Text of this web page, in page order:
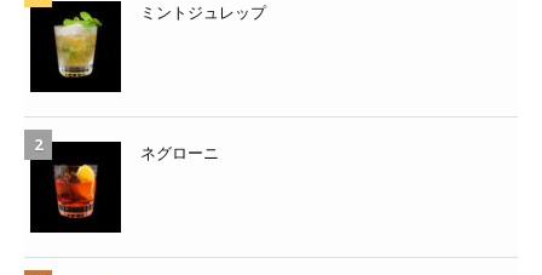
ミントジュレップ
ネグローニ